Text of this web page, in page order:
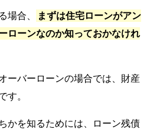
場合、
まずは住宅ローンがアン
ローンなのか知っておかなけれ
ーバーローンの場合では、財産
す。
かを知るためには、ローン残債